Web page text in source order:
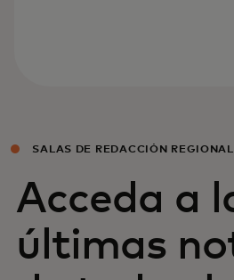
SALAS DE REDACCIÓN
Acceda a
últimas